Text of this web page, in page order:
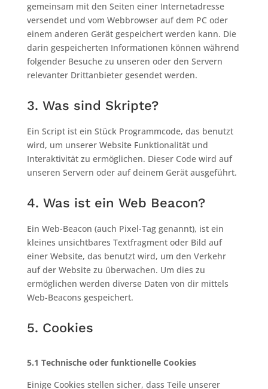
gemeinsam mit den Seiten einer Internetadresse
versendet und vom Webbrowser auf dem PC oder
einem anderen Gerät gespeichert werden kann. Die
darin gespeicherten Informationen können während
folgender Besuche zu unseren oder den Servern
relevanter Drittanbieter gesendet werden.
3. Was sind Skripte?
Ein Script ist ein Stück Programmcode, das benutzt
wird, um unserer Website Funktionalität und
Interaktivität zu ermöglichen. Dieser Code wird auf
unseren Servern oder auf deinem Gerät ausgeführt.
4. Was ist ein Web Beacon?
Ein Web-Beacon (auch Pixel-Tag genannt), ist ein
kleines unsichtbares Textfragment oder Bild auf
einer Website, das benutzt wird, um den Verkehr
auf der Website zu überwachen. Um dies zu
ermöglichen werden diverse Daten von dir mittels
Web-Beacons gespeichert.
5. Cookies
5.1 Technische oder funktionelle Cookies
Einige Cookies stellen sicher, dass Teile unserer